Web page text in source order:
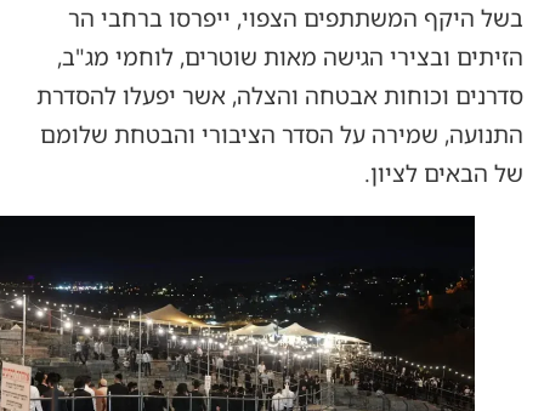
בשל היקף המשתתפים הצפוי, ייפרסו ברחבי הר
הזיתים ובצירי הגישה מאות שוטרים, לוחמי מג"ב,
סדרנים וכוחות אבטחה והצלה, אשר יפעלו להסדרת
התנועה, שמירה על הסדר הציבורי והבטחת שלומם
של הבאים לציון.